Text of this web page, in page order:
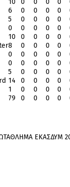
10 0 0 0 0
6 0 0 0 0
5 0 0 0 0
0 0 0 0 0
10 0 0 0 0
8 0 0 0 0
0 0 0 0 0
0 0 0 0 0
5 0 0 0 0
14 0 0 0 0
1 0 0 0 0
79 0 0 0 0
ΕΚΑΣΔΥΜ